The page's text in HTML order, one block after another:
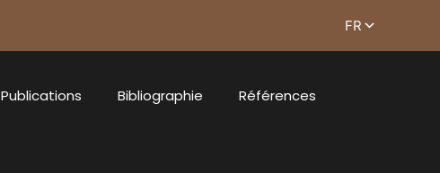
Publications Bibliographie Références